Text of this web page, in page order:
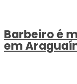
Barbeiro é
em